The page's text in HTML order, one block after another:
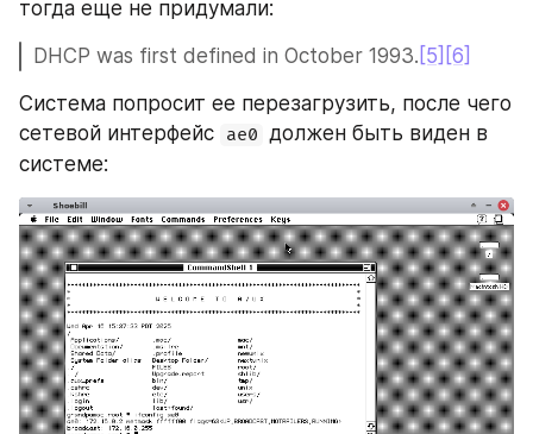
тогда еще не придумали:
DHCP was first defined in October 1993. [5] [6]
Система попросит ее перезагрузить, после чего
сетевой интерфейс ae0 должен быть виден в
системе: